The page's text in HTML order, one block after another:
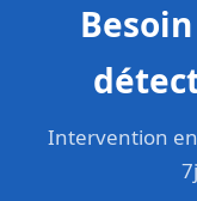
Intervention